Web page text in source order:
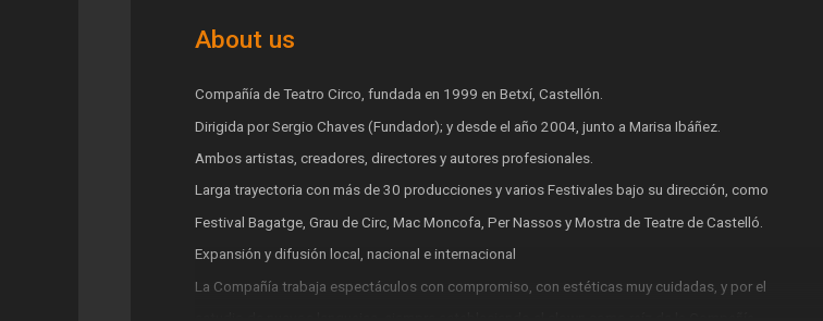
About us
Compañía de Teatro Circo, fundada en 1999 en Betxí, Castellón.
Dirigida por Sergio Chaves (Fundador); y desde el año 2004, junto a Marisa Ibáñez.
Ambos artistas, creadores, directores y autores profesionales.
Larga trayectoria con más de 30 producciones y varios Festivales bajo su dirección, como
Festival Bagatge, Grau de Circ, Mac Moncofa, Per Nassos y Mostra de Teatre de Castelló.
Expansión y difusión local, nacional e internacional
La Compañía trabaja espectáculos con compromiso, con estéticas muy cuidadas, y por el